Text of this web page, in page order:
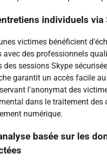
individuels via
victimes bénéficient
avec des professionnels
des sessions Skype
garantit un accès facile
l'anonymat des
dans le traitement des
numérique.
basée sur les